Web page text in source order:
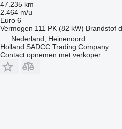
47.235 km
2.464 m/u
Euro 6
Vermogen 111 PK (82 kW) Brandstof
Nederland, Heinenoord
Holland SADCC Trading Company
Contact opnemen met verkoper